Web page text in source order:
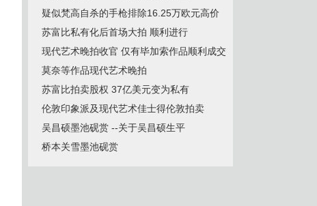
疑似梵高自杀的手枪排除16.25万欧元高价
苏富比私有化后首场大拍 顺利进行
现代艺术晚拍收官 仅有毕加索作品顺利成交
莫奈等作品现代艺术晚拍
苏富比拍卖股权 37亿美元变为私有
伦敦印象派及现代艺术佳士得伦敦拍卖
吴昌硕墨池砚赏 --关于吴昌硕生平
桥本关雪墨池砚赏